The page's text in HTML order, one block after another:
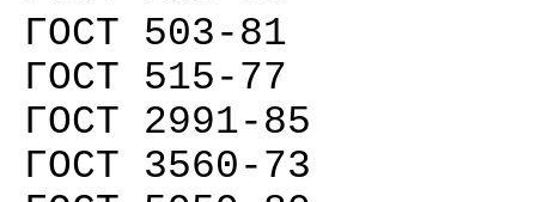
ГОСТ 503-81
ГОСТ 515-77
ГОСТ 2991-85
ГОСТ 3560-73